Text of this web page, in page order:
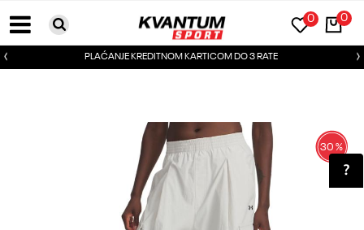
0
0
PLAĆANJE KREDITNOM KARTICOM DO 3 RATE
30%